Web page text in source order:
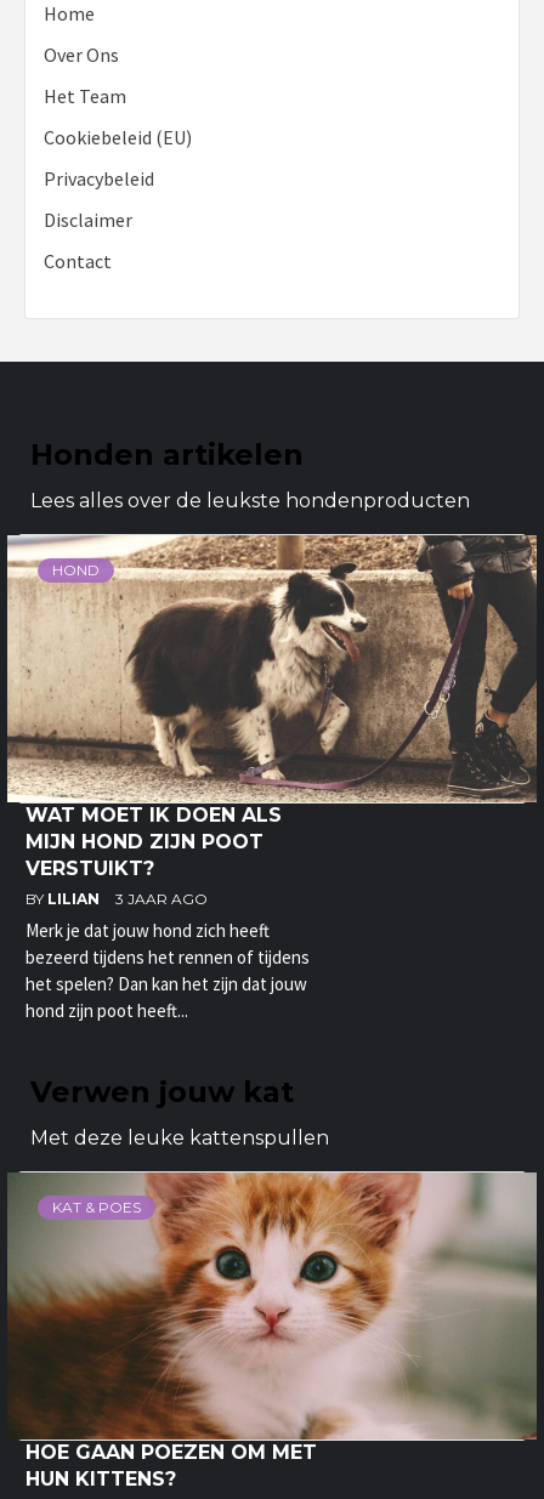
Home
Over Ons
Het Team
Cookiebeleid (EU)
Privacybeleid
Disclaimer
Contact
Honden artikelen
Lees alles over de leukste hondenproducten
HOND
WAT MOET IK DOEN ALS
MIJN HOND ZIJN POOT
VERSTUIKT?
BY LILIAN 3 JAAR AGO
Merk je dat jouw hond zich heeft
bezeerd tijdens het rennen of tijdens
het spelen? Dan kan het zijn dat jouw
hond zijn poot heeft...
Verwen jouw kat
Met deze leuke kattenspullen
KAT & POES
HOE GAAN POEZEN OM MET
HUN KITTENS?